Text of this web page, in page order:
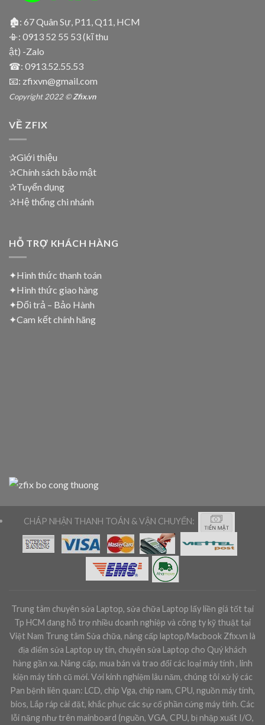
🏚: 67 Quân Sự, P11, Q11, HCM
📳: 0913 52 55 53 (kĩ thu
ật) -Zalo
☎: 0913.52.55.53
📧: zfixvn@gmail.com
Copyright 2022 ©Zfix.vn
VỀ ZFIX
✰Giới thiệu
✰Chính sách bảo mật
✰Tuyển dụng
✰Hệ thống chi nhánh
HỖ TRỢ KHÁCH HÀNG
✦Hình thức thanh toán
✦Hình thức giao hàng
✦Đổi trả – Bảo Hành
✦Cam kết chính hãng
CHÁP NHẬN THANH TOÁN & VẬN CHUYỂN:
Trung tâm chuyên sửa Laptop, sửa chữa Laptop lấy liền giá tốt tại
Tp HCM đang hỗ trợ nhiều doanh nghiệp và công ty kỹ thuật tại
Việt Nam Trung tâm Sửa chữa, nâng cấp laptop/Macbook Zfix.vn là
địa điểm sửa Laptop uy tín, chuyên sửa Laptop cho Quý khách
hàng gần xa. Nâng cấp, mua bán và trao đổi các loại máy tính , linh
kiện máy tính cũ mới. Với kinh nghiệm lâu năm, chúng tôi xử lý các
Pan bệnh liên quan: LCD, chip Vga, chip nam, CPU, nguồn máy tính,
bios, Lắp ráp cài đặt, khắc phục các sự cố phần cứng máy tính. Các
lỗi nặng như trên mainboard (nguồn, VGA, CPU, bị nhập xuất I/O,